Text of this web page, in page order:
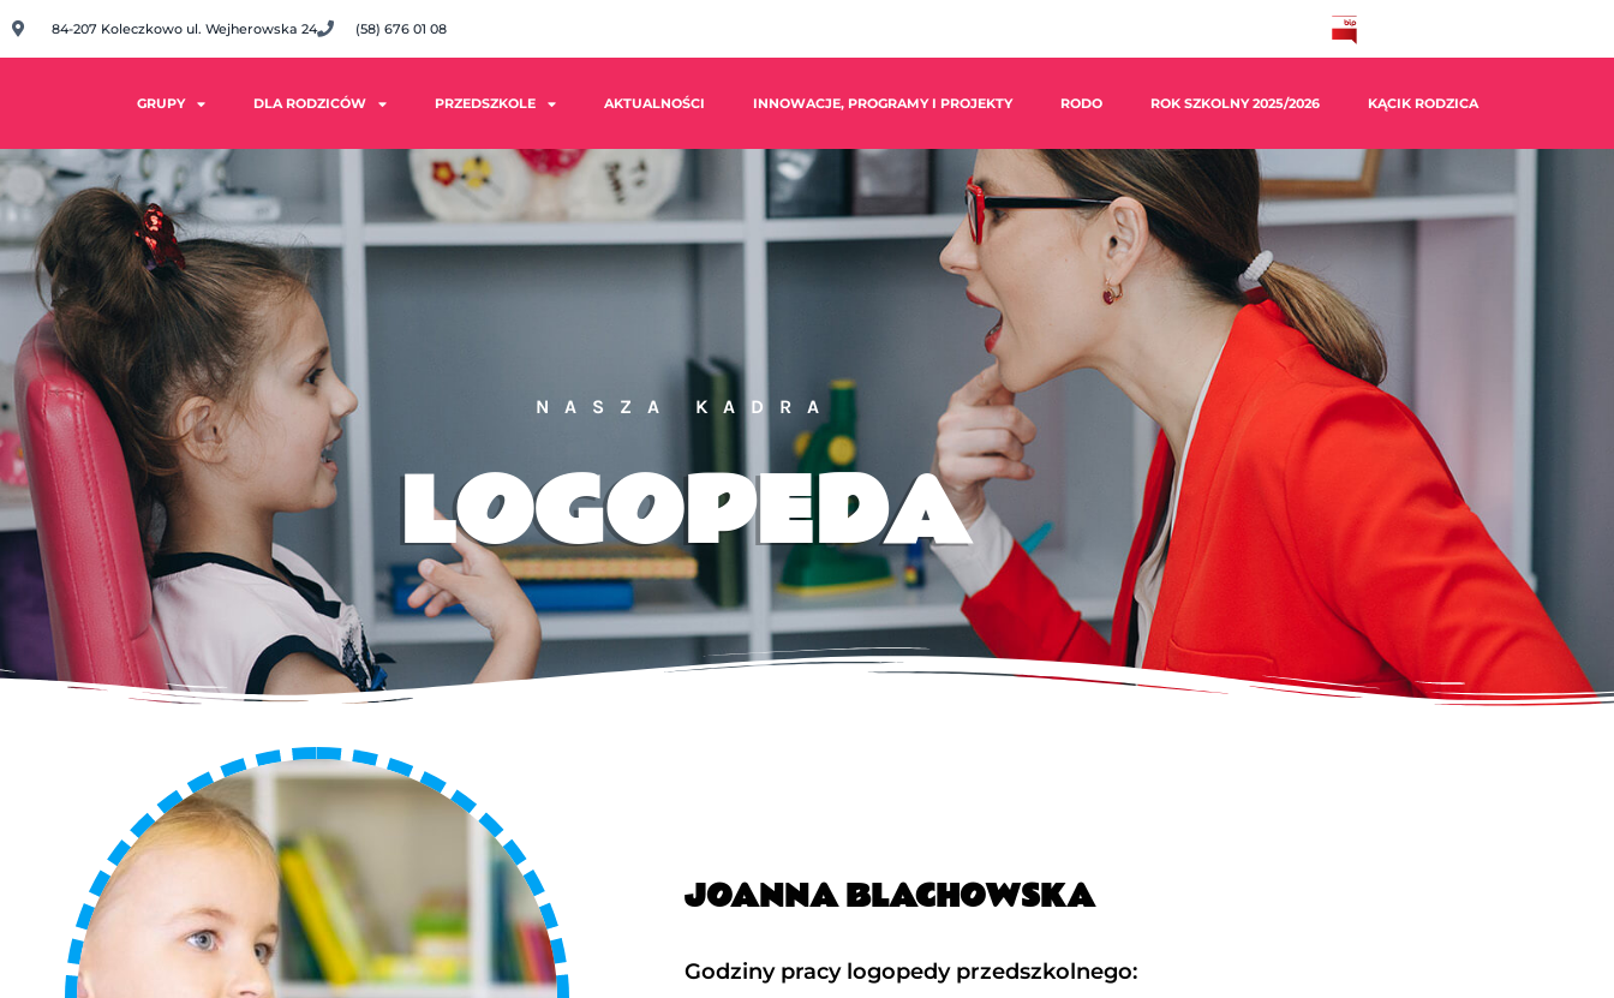
84-207 Koleczkowo ul. Wejherowska 24 (58) 676 01 08
GRUPY DLA RODZICÓW PRZEDSZKOLE AKTUALNOŚCI INNOWACJE, PROGRAMY I PROJEKTY RODO ROK SZKOLNY 2025/2026 KĄCIK RODZICA
NASZA KADRA
LOGOPEDA
JOANNA BLACHOWSKA
Godziny pracy logopedy przedszkolnego: